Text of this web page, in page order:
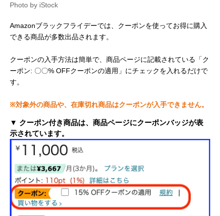
Photo by iStock
Amazonブラックフライデーでは、クーポンを使ってお得に購入
できる商品が多数出品されます。
クーポンの入手方法は簡単で、商品ページに記載されている「ク
ーポン: 〇〇% OFFクーポンの適用」にチェックを入れるだけで
す。
※対象外の商品や、在庫切れ商品はクーポンが入手できません。
▼ クーポン付き商品は、商品ページにクーポンバッジが表
示されています。